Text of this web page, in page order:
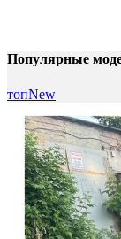
Популярные
топNew